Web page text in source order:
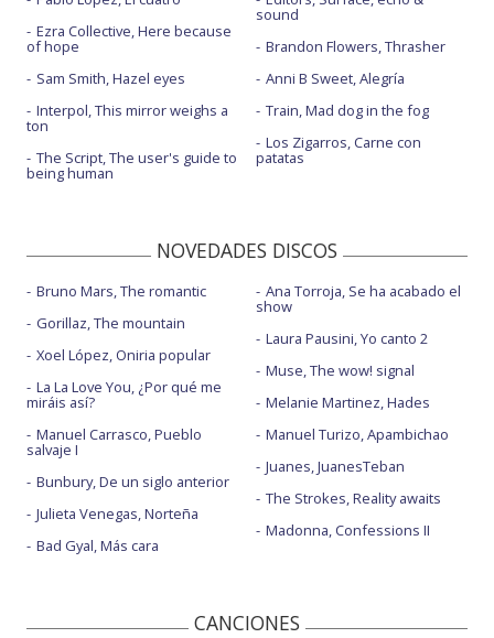
Ezra Collective, Here because
of hope
Sam Smith, Hazel eyes
Interpol, This mirror weighs a
ton
The Script, The user's guide to
being human
sound
Brandon Flowers, Thrasher
Anni B Sweet, Alegría
Train, Mad dog in the fog
Los Zigarros, Carne con
patatas
NOVEDADES DISCOS
Bruno Mars, The romantic
Gorillaz, The mountain
Xoel López, Oniria popular
La La Love You, ¿Por qué me
miráis así?
Manuel Carrasco, Pueblo
salvaje I
Bunbury, De un siglo anterior
Julieta Venegas, Norteña
Bad Gyal, Más cara
Ana Torroja, Se ha acabado el
show
Laura Pausini, Yo canto 2
Muse, The wow! signal
Melanie Martinez, Hades
Manuel Turizo, Apambichao
Juanes, JuanesTeban
The Strokes, Reality awaits
Madonna, Confessions II
CANCIONES